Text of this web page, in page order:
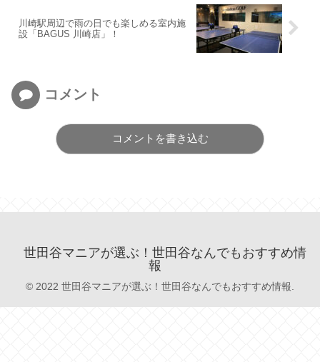
川崎駅周辺で雨の日でも楽しめる室内施
設「BAGUS 川崎店」！
コメント
コメントを書き込む
世田谷マニアが選ぶ！世田谷なんでもおすすめ情
報
© 2022 世田谷マニアが選ぶ！世田谷なんでもおすすめ情報.